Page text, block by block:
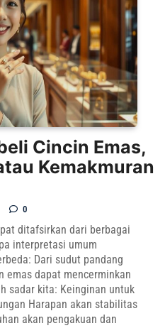
Cincin Emas,
Kemakmuran
0
ditafsirkan dari berbagai
interpretasi umum
Dari sudut pandang
emas dapat mencerminkan
sadar kita: Keinginan untuk
Harapan akan stabilitas
akan pengakuan dan